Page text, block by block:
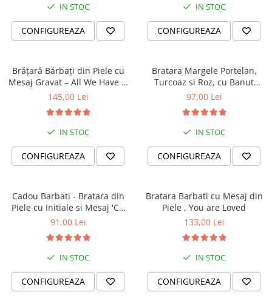
IN STOC
CONFIGUREAZA
IN STOC
CONFIGUREAZA
Brățară Bărbați din Piele cu
Mesaj Gravat – All We Have Is
Now
145,00 Lei
IN STOC
CONFIGUREAZA
Bratara Margele Portelan,
Turcoaz si Roz, cu Banut
Personalizat
97,00 Lei
IN STOC
CONFIGUREAZA
Cadou Barbati - Bratara din
Piele cu Initiale si Mesaj 'Cu
Tine Oriunde în Lume'
91,00 Lei
IN STOC
CONFIGUREAZA
Bratara Barbati cu Mesaj din
Piele , You are Loved
133,00 Lei
IN STOC
CONFIGUREAZA